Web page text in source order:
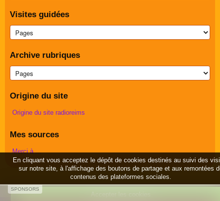
Visites guidées
Archive rubriques
Origine du site
Origine du site radioreims
Mes sources
Merci à ...
SPONSORS
En cliquant vous acceptez le dépôt de cookies destinés au suivi des
sur notre site, à l'affichage des boutons de partage et aux remontées
contenus des plateformes sociales.
Accepter les cookies